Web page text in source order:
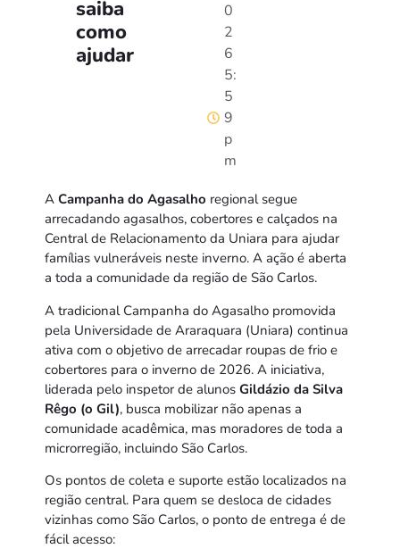
saiba
como
ajudar
0
2
6
5:
5
9
p
m
A Campanha do Agasalho regional segue
arrecadando agasalhos, cobertores e calçados na
Central de Relacionamento da Uniara para ajudar
famílias vulneráveis neste inverno. A ação é aberta
a toda a comunidade da região de São Carlos.
A tradicional Campanha do Agasalho promovida
pela Universidade de Araraquara (Uniara) continua
ativa com o objetivo de arrecadar roupas de frio e
cobertores para o inverno de 2026. A iniciativa,
liderada pelo inspetor de alunos Gildázio da Silva
Rêgo (o Gil), busca mobilizar não apenas a
comunidade acadêmica, mas moradores de toda a
microrregião, incluindo São Carlos.
Os pontos de coleta e suporte estão localizados na
região central. Para quem se desloca de cidades
vizinhas como São Carlos, o ponto de entrega é de
fácil acesso: